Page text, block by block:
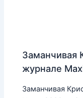
Заманчивая
журнале
Заманчивая